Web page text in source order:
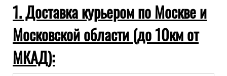
1. Доставка курьером по Москве и
Московской области (до 10км от
МКАД):